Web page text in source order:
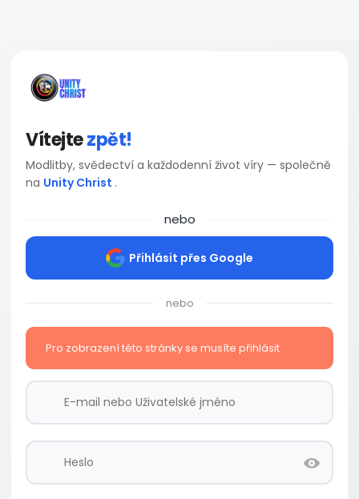
Vítejtezpět!
Modlitby, svědectví a každodenní život víry — společně
na Unity Christ .
nebo
Přihlásit přes Google
nebo
Pro zobrazení této stránky se musíte přihlásit